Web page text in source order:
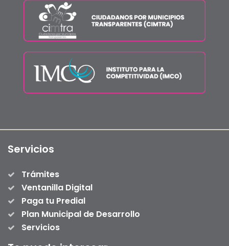
Servicios
Trámites
Ventanilla Digital
Paga tu Predial
Plan Municipal de Desarrollo
Servicios